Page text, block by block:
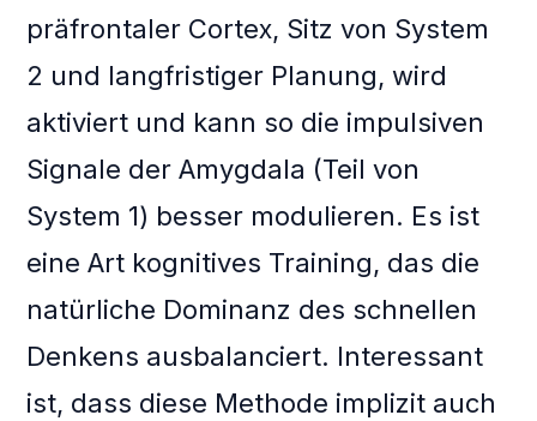
präfrontaler Cortex, Sitz von System
2 und langfristiger Planung, wird
aktiviert und kann so die impulsiven
Signale der Amygdala (Teil von
System 1) besser modulieren. Es ist
eine Art kognitives Training, das die
natürliche Dominanz des schnellen
Denkens ausbalanciert. Interessant
ist, dass diese Methode implizit auch